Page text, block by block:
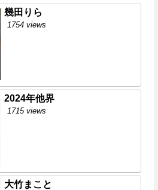
幾田りら
1754 views
2024年他界
1715 views
大竹まこと